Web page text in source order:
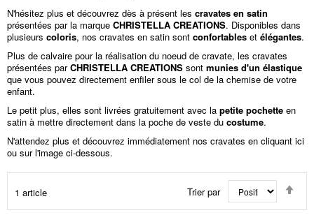
N'hésitez plus et découvrez dès à présent les cravates en satin
présentées par la marque CHRISTELLA CREATIONS. Disponibles dans
plusieurs coloris, nos cravates en satin sont confortables et élégantes.
Plus de calvaire pour la réalisation du noeud de cravate, les cravates
présentées parCHRISTELLA CREATIONS sont munies d'un élastique
que vous pouvez directement enfiler sous le col de la chemise de votre
enfant.
Le petit plus, elles sont livrées gratuitement avec la petite pochette en
satin à mettre directement dans la poche de veste du costume.
N'attendez plus et découvrez immédiatement nos cravates en cliquant ici
ou sur l'image ci-dessous.
1 article Trier par